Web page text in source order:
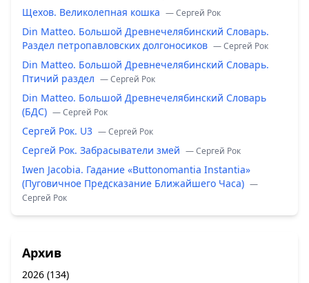
Щехов. Великолепная кошка — Сергей Рок
Din Matteo. Большой Древнечелябинский Словарь.
Раздел петропавловских долгоносиков — Сергей Рок
Din Matteo. Большой Древнечелябинский Словарь.
Птичий раздел — Сергей Рок
Din Matteo. Большой Древнечелябинский Словарь
(БДС) — Сергей Рок
Сергей Рок. U3 — Сергей Рок
Сергей Рок. Забрасыватели змей — Сергей Рок
Iwen Jacobia. Гадание «Buttonomantia Instantia»
(Пуговичное Предсказание Ближайшего Часа) —
Сергей Рок
Архив
2026 (134)